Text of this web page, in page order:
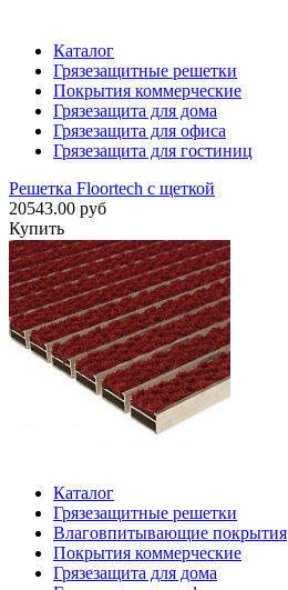
Каталог
Грязезащитные решетки
Покрытия коммерческие
Грязезащита для дома
Грязезащита для офиса
Грязезащита для гостиниц
Решетка Floortech с щеткой
20543.00 руб
Купить
Каталог
Грязезащитные решетки
Влаговпитывающие покрытия
Покрытия коммерческие
Грязезащита для дома